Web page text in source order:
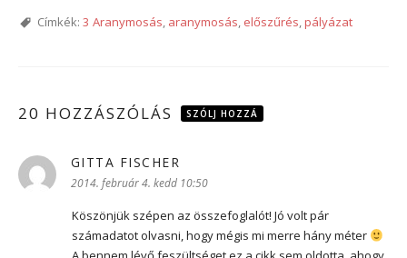
Címkék: 3 Aranymosás, aranymosás, előszűrés,pályázat
20 HOZZÁSZÓLÁS SZÓLJ HOZZÁ
GITTA FISCHER
2014. február 4. kedd 10:50
Köszönjük szépen az összefoglalót! Jó volt pár
számadatot olvasni, hogy mégis mi merre hány méter